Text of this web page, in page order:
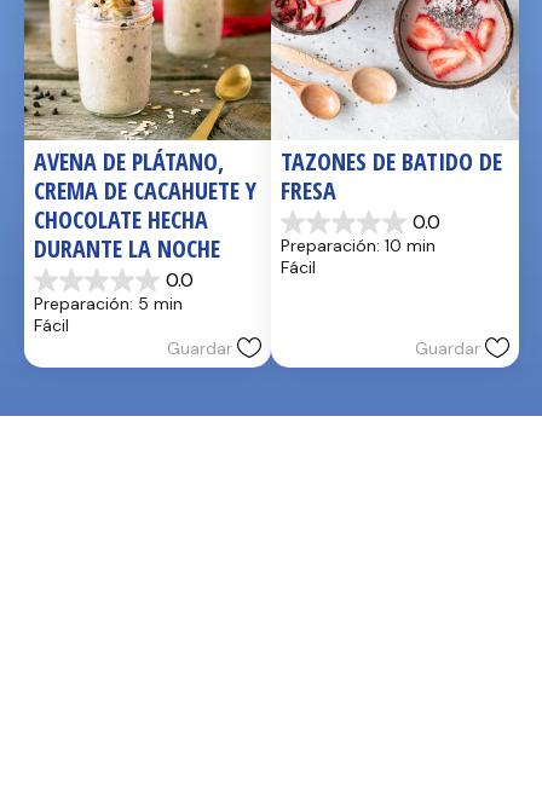
AVENA DE PLÁTANO,
CREMA DE CACAHUETE Y
CHOCOLATE HECHA
DURANTE LA NOCHE
0.0
0.0
de
5
Preparación: 5 min
Fácil
Guardar
TAZONES DE BATIDO DE
FRESA
0.0
0.0
de
5
Preparación: 10 min
Fácil
Guardar